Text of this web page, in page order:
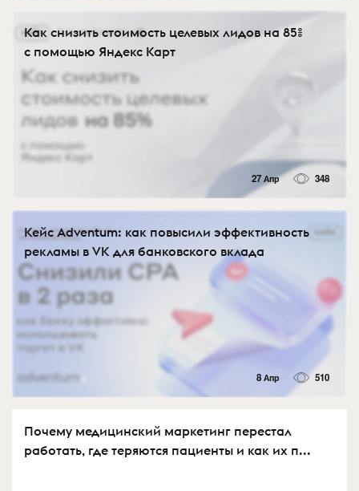
Как снизить стоимость целевых лидов на 85%
с помощью Яндекс Карт
27 Апр 348
Кейс Adventum: как повысили эффективность
рекламы в VK для банковского вклада
8 Апр 510
Почему медицинский маркетинг перестал
работать, где теряются пациенты и как их п...